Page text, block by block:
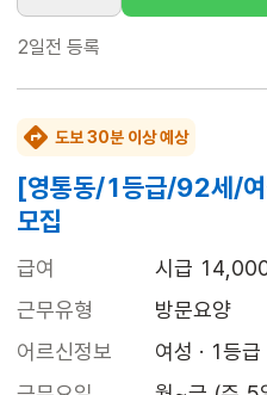
2일전 등록
도보 30분 이상 예상
[영통동/1등급/92세/
모집
급여
시급
근무유형
방문요양
어르신정보
여성 · 1등급